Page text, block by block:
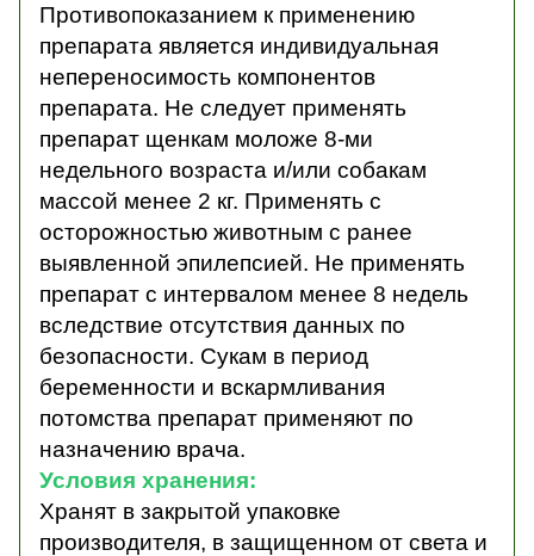
Противопоказанием к применению
препарата является индивидуальная
непереносимость компонентов
препарата. Не следует применять
препарат щенкам моложе 8-ми
недельного возраста и/или собакам
массой менее 2 кг. Применять с
осторожностью животным с ранее
выявленной эпилепсией. Не применять
препарат с интервалом менее 8 недель
вследствие отсутствия данных по
безопасности. Сукам в период
беременности и вскармливания
потомства препарат применяют по
назначению врача.
Условия хранения:
Хранят в закрытой упаковке
производителя, в защищенном от света и